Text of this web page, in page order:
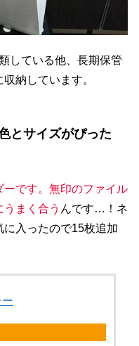
している他、長期保管
納しています。
とサイズがぴった
ーです。無印のファイル
まく合う んです…！ネ
入ったので15枚追加